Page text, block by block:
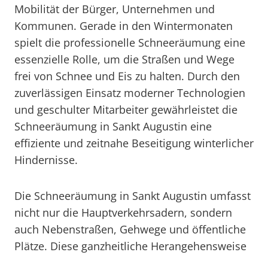
Mobilität der Bürger, Unternehmen und
Kommunen. Gerade in den Wintermonaten
spielt die professionelle Schneeräumung eine
essenzielle Rolle, um die Straßen und Wege
frei von Schnee und Eis zu halten. Durch den
zuverlässigen Einsatz moderner Technologien
und geschulter Mitarbeiter gewährleistet die
Schneeräumung in Sankt Augustin eine
effiziente und zeitnahe Beseitigung winterlicher
Hindernisse.
Die Schneeräumung in Sankt Augustin umfasst
nicht nur die Hauptverkehrsadern, sondern
auch Nebenstraßen, Gehwege und öffentliche
Plätze. Diese ganzheitliche Herangehensweise